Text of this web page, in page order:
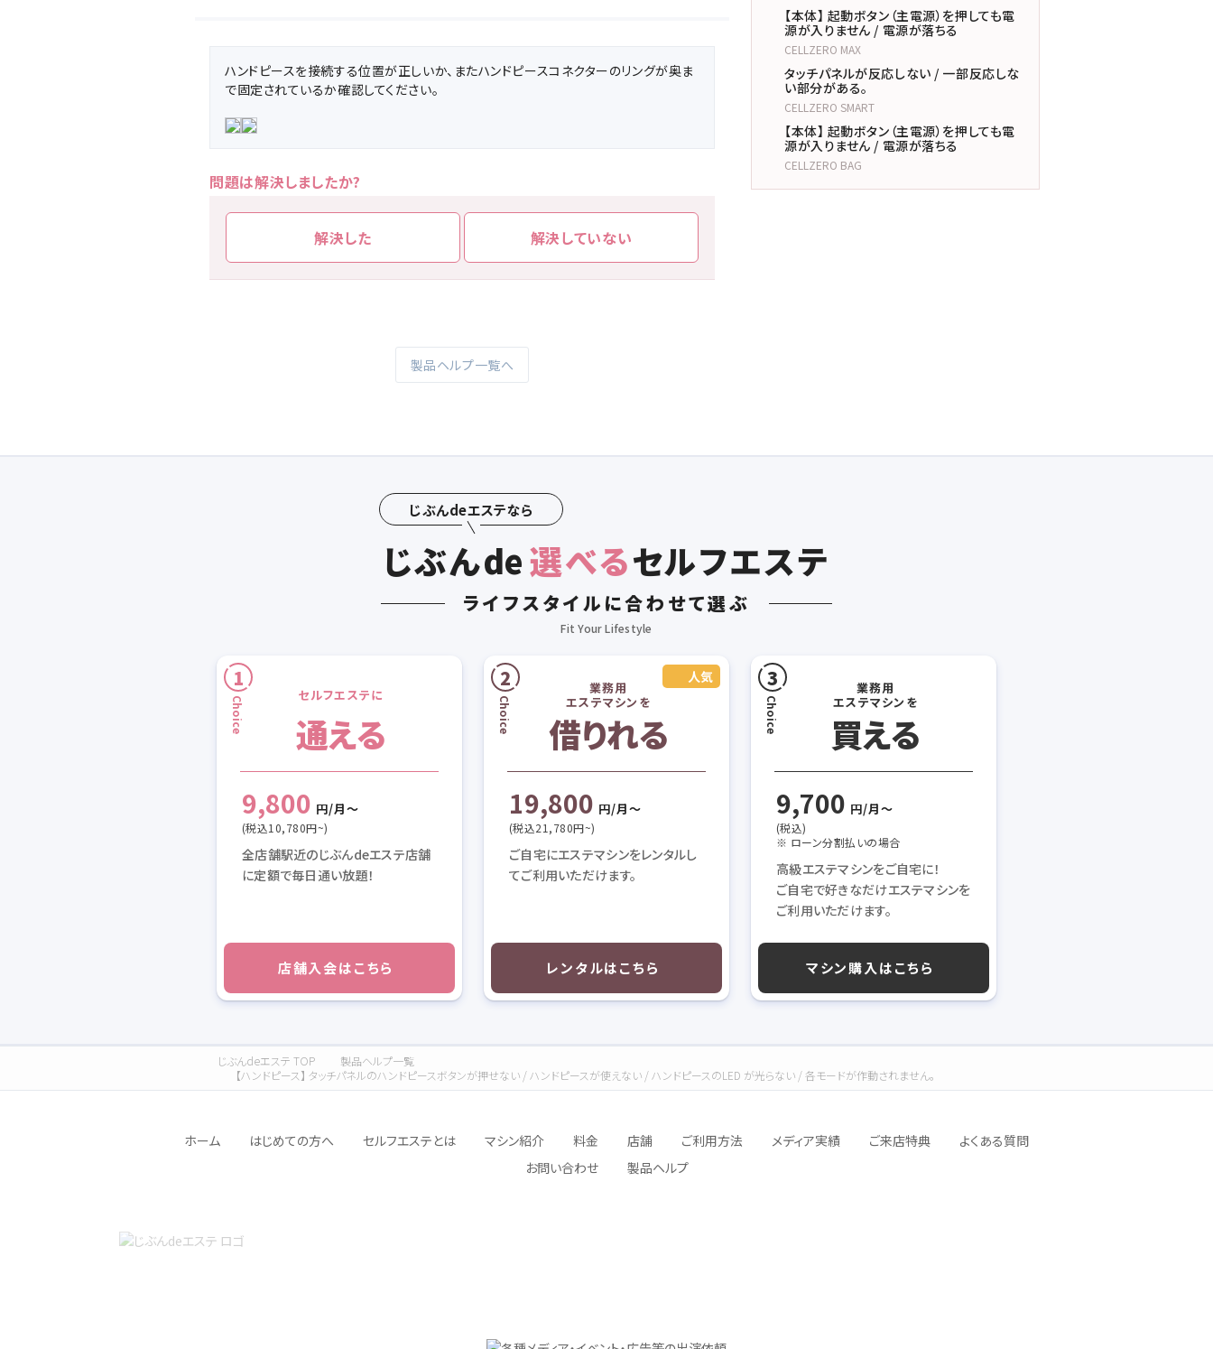
ハンドピースを接続する位置が正しいか、またハンドピースコネクターのリングが奥ま
で固定されているか確認してください。
問題は解決しましたか?
解決した 解決していない
製品ヘルプ一覧へ
【本体】 起動ボタン（主電源）を押しても電
源が入りません / 電源が落ちる
CELLZERO MAX
タッチパネルが反応しない / 一部反応しな
い部分がある。
CELLZERO SMART
【本体】 起動ボタン（主電源）を押しても電
源が入りません / 電源が落ちる
CELLZERO BAG
じぶんdeエステなら
じぶんde選べるセルフエステ
ライフスタイルに合わせて選ぶ
セルフエステに
通える
9,800 円/月〜
(税込10,780円~)
全店舗駅近のじぶんdeエステ店舗
に定額で毎日通い放題！
店舗入会はこちら
業務用
エステマシンを
借りれる
19,800 円/月〜
(税込21,780円~)
ご自宅にエステマシンをレンタルし
てご利用いただけます。
レンタルはこちら
業務用
エステマシンを
買える
9,700 円/月〜
(税込)
※ ローン分割払いの場合
高級エステマシンをご自宅に！
ご自宅で好きなだけエステマシンを
ご利用いただけます。
マシン購入はこちら
じぶんdeエステ TOP
製品ヘルプ一覧
【ハンドピース】 タッチパネルのハンドピースボタンが押せない / ハンドピースが使えない / ハンドピースのLED が光らない / 各モードが作動されません。
ホーム はじめての方へ セルフエステとは マシン紹介 料金 店舗 ご利用方法 メディア実績 ご来店特典
よくある質問
お問い合わせ
製品ヘルプ